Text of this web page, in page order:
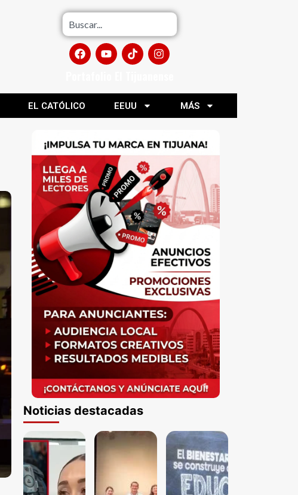
EL CATÓLICO EEUU MÁS
Noticias destacadas